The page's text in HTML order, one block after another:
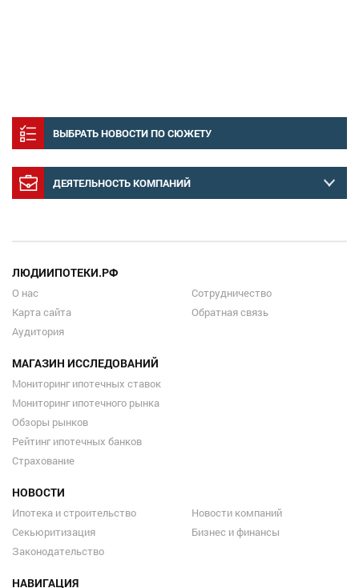
ВЫБРАТЬ НОВОСТИ ПО СЮЖЕТУ
ДЕЯТЕЛЬНОСТЬ КОМПАНИЙ
ЛЮДИИПОТЕКИ.РФ
О нас
Карта сайта
Аудитория
Сотрудничество
Обратная связь
МАГАЗИН ИССЛЕДОВАНИЙ
Мониторинг ипотечных ставок
Мониторинг ипотечного рынка
Обзоры рынков
Рейтинг ипотечных банков
Страхование
НОВОСТИ
Ипотека и строительство
Секьюритизация
Законодательство
Новости компаний
Бизнес и финансы
НАВИГАЦИЯ